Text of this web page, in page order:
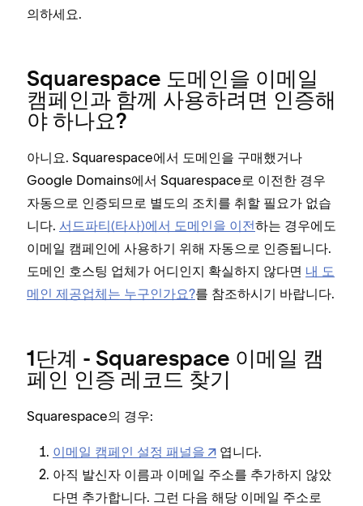
의하세요.
Squarespace 도메인을 이메일
캠페인과 함께 사용하려면 인증해
야 하나요?
아니요. Squarespace에서 도메인을 구매했거나
Google Domains에서 Squarespace로 이전한 경우
자동으로 인증되므로 별도의 조치를 취할 필요가 없습
니다. 서드파티(타사)에서 도메인을 이전하는 경우에도
이메일 캠페인에 사용하기 위해 자동으로 인증됩니다.
도메인 호스팅 업체가 어디인지 확실하지 않다면 내 도
메인 제공업체는 누구인가요?를 참조하시기 바랍니다.
1단계 - Squarespace 이메일 캠
페인 인증 레코드 찾기
Squarespace의 경우:
이메일 캠페인 설정 패널을
엽니다.
아직 발신자 이름과 이메일 주소를 추가하지 않았
다면 추가합니다. 그런 다음 해당 이메일 주소로